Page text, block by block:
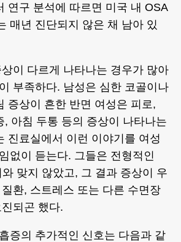
연구 분석에 따르면 미국 내 OSA
매년 진단되지 않은 채 남아 있
이 다르게 나타나는 경우가 많아
부족하다. 남성은 심한 코골이나
증상이 흔한 반면 여성은 피로,
, 아침 두통 등의 증상이 나타나는
진료실에서 이런 이야기를 여성
없이 듣는다. 그들은 전형적인
맞지 않았고, 그 결과 증상이 우
환, 스트레스 또는 다른 수면장
되곤 했다.
증의 추가적인 신호는 다음과 같